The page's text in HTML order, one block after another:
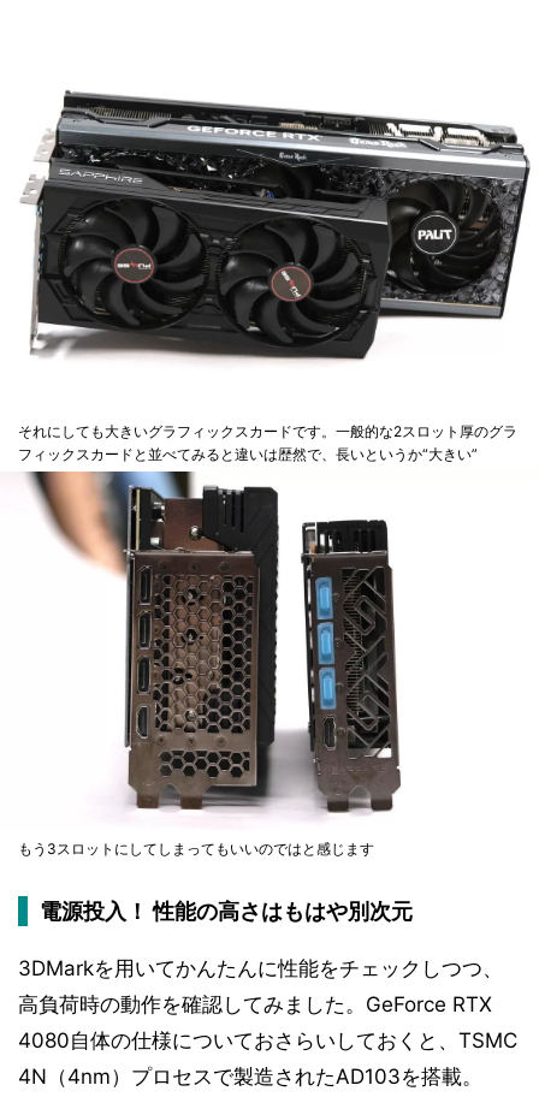
それにしても大きいグラフィックスカードです。一般的な2スロット厚のグラ
フィックスカードと並べてみると違いは歴然で、長いというか“大きい”
もう3スロットにしてしまってもいいのではと感じます
電源投入！ 性能の高さはもはや別次元
3DMarkを用いてかんたんに性能をチェックしつつ、
高負荷時の動作を確認してみました。GeForce RTX
4080自体の仕様についておさらいしておくと、TSMC
4N（4nm）プロセスで製造されたAD103を搭載。